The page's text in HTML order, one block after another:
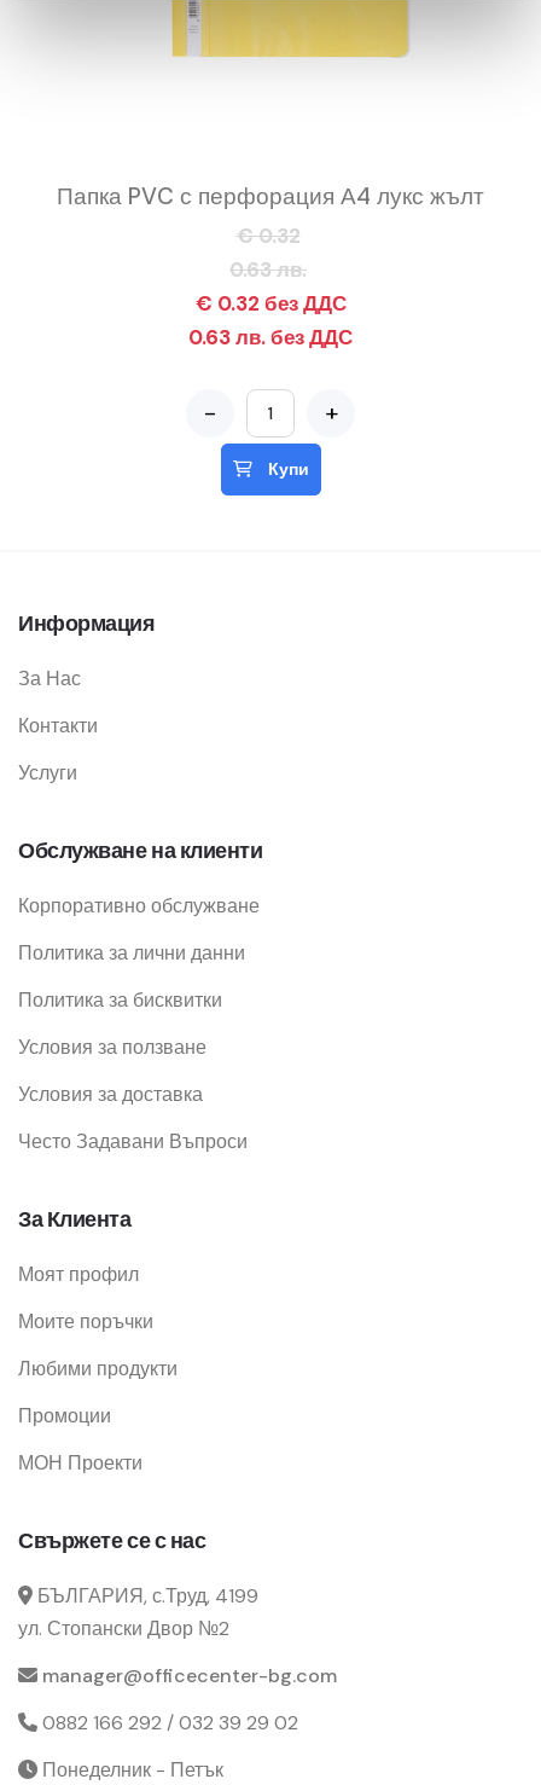
Папка PVC с перфорация А4 лукс жълт
€ 0.32
0.63 лв.
€ 0.32 без ДДС
0.63 лв. без ДДС
- +
Купи
Информация
За Нас
Контакти
Услуги
Обслужване на клиенти
Корпоративно обслужване
Политика за лични данни
Политика за бисквитки
Условия за ползване
Условия за доставка
Често Задавани Въпроси
За Клиента
Моят профил
Моите поръчки
Любими продукти
Промоции
МОН Проекти
Свържете се с нас
БЪЛГАРИЯ, с.Труд, 4199
ул. Стопански Двор №2
manager@officecenter-bg.com
0882 166 292 / 032 39 29 02
Понеделник - Петък